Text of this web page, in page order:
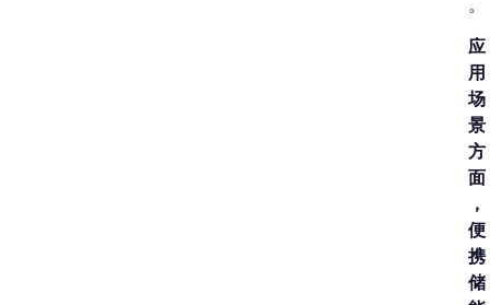
。
应
用
场
景
方
面
，
便
携
储